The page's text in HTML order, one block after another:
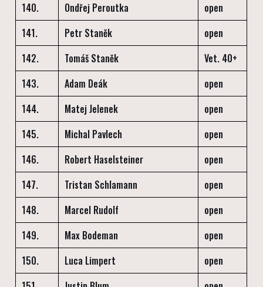
140.
Ondřej Peroutka
open
141.
Petr Staněk
open
142.
Tomáš Staněk
Vet. 40+
143.
Adam Deák
open
144.
Matej Jelenek
open
145.
Michal Pavlech
open
146.
Robert Haselsteiner
open
147.
Tristan Schlamann
open
148.
Marcel Rudolf
open
149.
Max Bodeman
open
150.
Luca Limpert
open